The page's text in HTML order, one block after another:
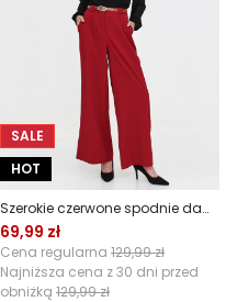
SALE
HOT
Szerokie czerwone spodnie damskie
69,99 zł
Cena regularna 129,99 zł
Najniższa cena z 30 dni przed
obniżką 129,99 zł